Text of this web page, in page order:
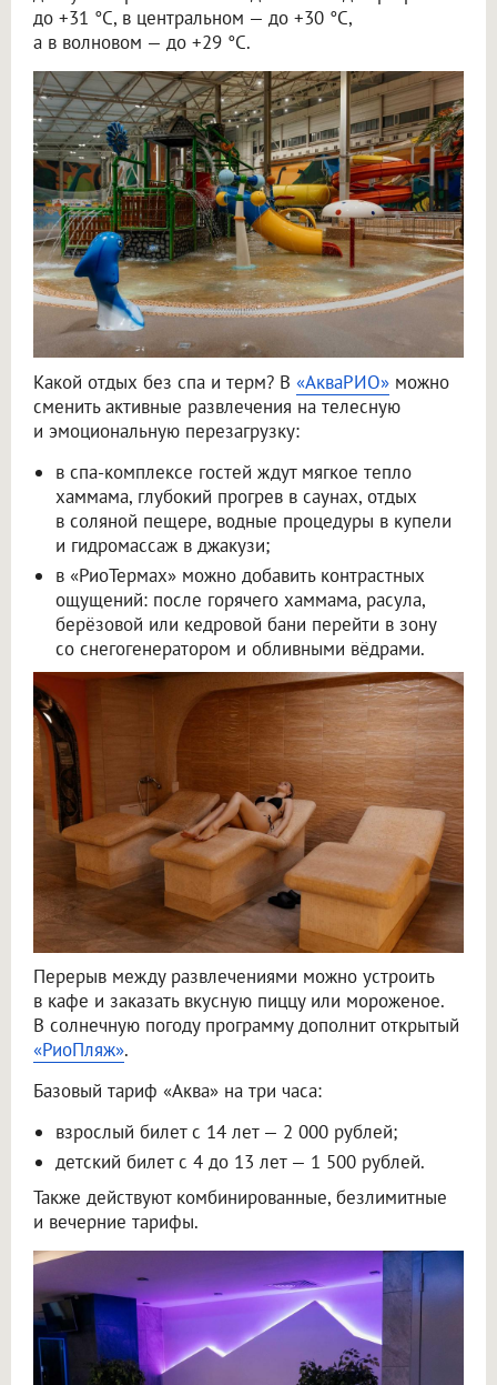
до +31 °C, в центральном — до +30 °C,
а в волновом — до +29 °C.
Какой отдых без спа и терм? В «АкваРИО» можно
сменить активные развлечения на телесную
и эмоциональную перезагрузку:
в спа-комплексе гостей ждут мягкое тепло
хаммама, глубокий прогрев в саунах, отдых
в соляной пещере, водные процедуры в купели
и гидромассаж в джакузи;
в «РиоТермах» можно добавить контрастных
ощущений: после горячего хаммама, расула,
берёзовой или кедровой бани перейти в зону
со снегогенератором и обливными вёдрами.
Перерыв между развлечениями можно устроить
в кафе и заказать вкусную пиццу или мороженое.
В солнечную погоду программу дополнит открытый
«РиоПляж».
Базовый тариф «Аква» на три часа:
взрослый билет с 14 лет — 2 000 рублей;
детский билет с 4 до 13 лет — 1 500 рублей.
Также действуют комбинированные, безлимитные
и вечерние тарифы.